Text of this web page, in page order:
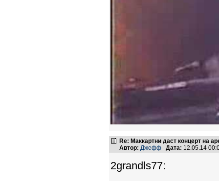
Re: Маккартни даст концерт на
Автор: Джефф Дата: 12.05.14
2grandls77: